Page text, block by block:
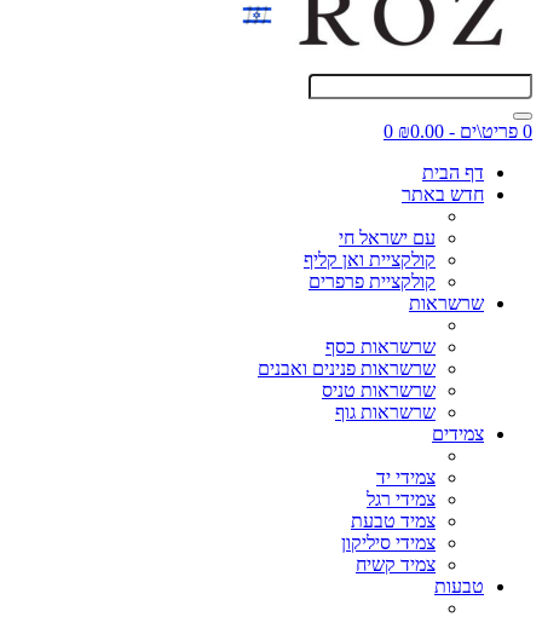
0 פריט\ים - ₪0.00
0
דף הבית
חדש באתר
עם ישראל חי
קולקציית ואן קליף
קולקציית פרפרים
שרשראות
שרשראות כסף
שרשראות פנינים ואבנים
שרשראות טניס
שרשראות גוף
צמידים
צמידי יד
צמידי רגל
צמיד טבעת
צמידי סיליקון
צמיד קשיח
טבעות